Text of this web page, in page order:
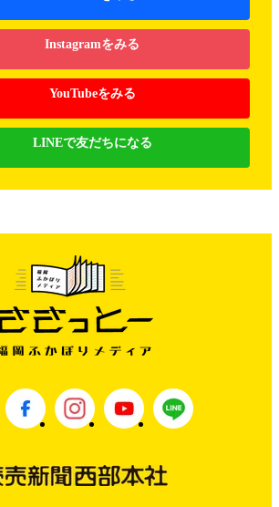
Instagramをみる
YouTubeをみる
LINEで友だちになる